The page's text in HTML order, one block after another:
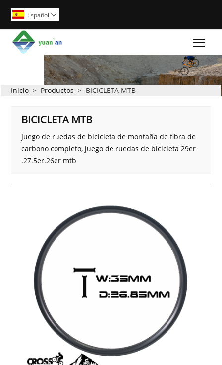
Español 
Inicio > Productos > BICICLETA MTB
BICICLETA MTB
Juego de ruedas de bicicleta de montaña de fibra de
carbono completo, juego de ruedas de bicicleta 29er
.27.5er.26er mtb